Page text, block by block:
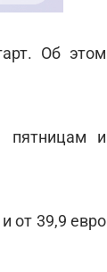
Об этом
пятницам и
от 39,9 евро